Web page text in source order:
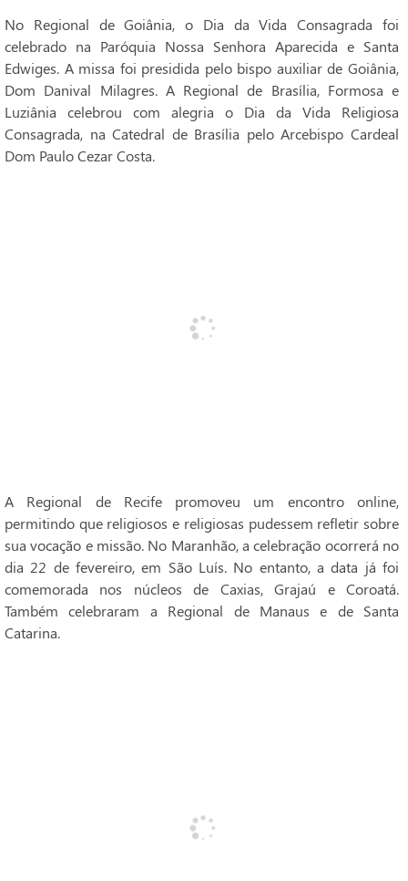
No Regional de Goiânia, o Dia da Vida Consagrada foi
celebrado na Paróquia Nossa Senhora Aparecida e Santa
Edwiges. A missa foi presidida pelo bispo auxiliar de Goiânia,
Dom Danival Milagres. A Regional de Brasília, Formosa e
Luziânia celebrou com alegria o Dia da Vida Religiosa
Consagrada, na Catedral de Brasília pelo Arcebispo Cardeal
Dom Paulo Cezar Costa.
A Regional de Recife promoveu um encontro online,
permitindo que religiosos e religiosas pudessem refletir sobre
sua vocação e missão. No Maranhão, a celebração ocorrerá no
dia 22 de fevereiro, em São Luís. No entanto, a data já foi
comemorada nos núcleos de Caxias, Grajaú e Coroatá.
Também celebraram a Regional de Manaus e de Santa
Catarina.